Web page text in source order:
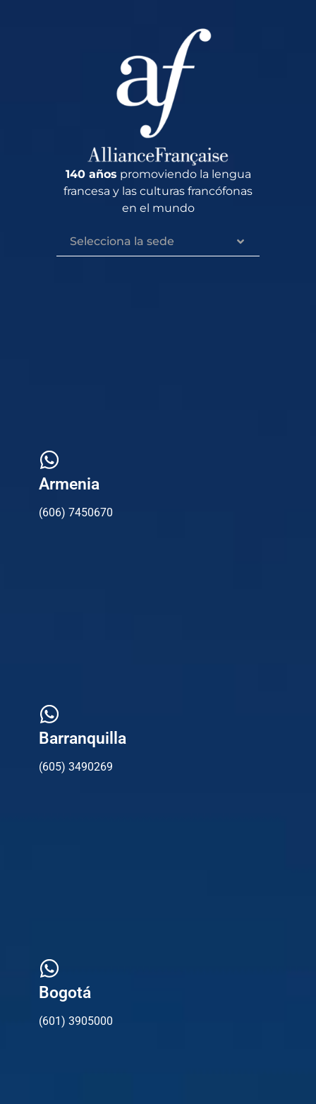
140 años promoviendo la lengua
francesa y las culturas francófonas
en el mundo
Selecciona la sede‎ ‎ ‎ ‎ ‎ ‎ ‎ ‎ ‎ ‎ ‎ ‎ ‎‎ ‎ ‎ ‎ ‎ ‎ ‎ ‎
Armenia
(606) 7450670
Barranquilla
(605) 3490269
Bogotá
(601) 3905000